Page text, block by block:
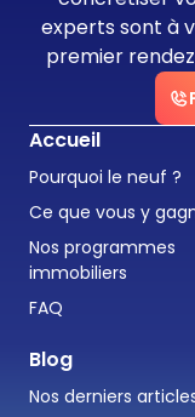
experts sont à
premier
Accueil
Pourquoi le neuf ?
Ce que vous y
Nos programmes
immobiliers
FAQ
Blog
Nos derniers